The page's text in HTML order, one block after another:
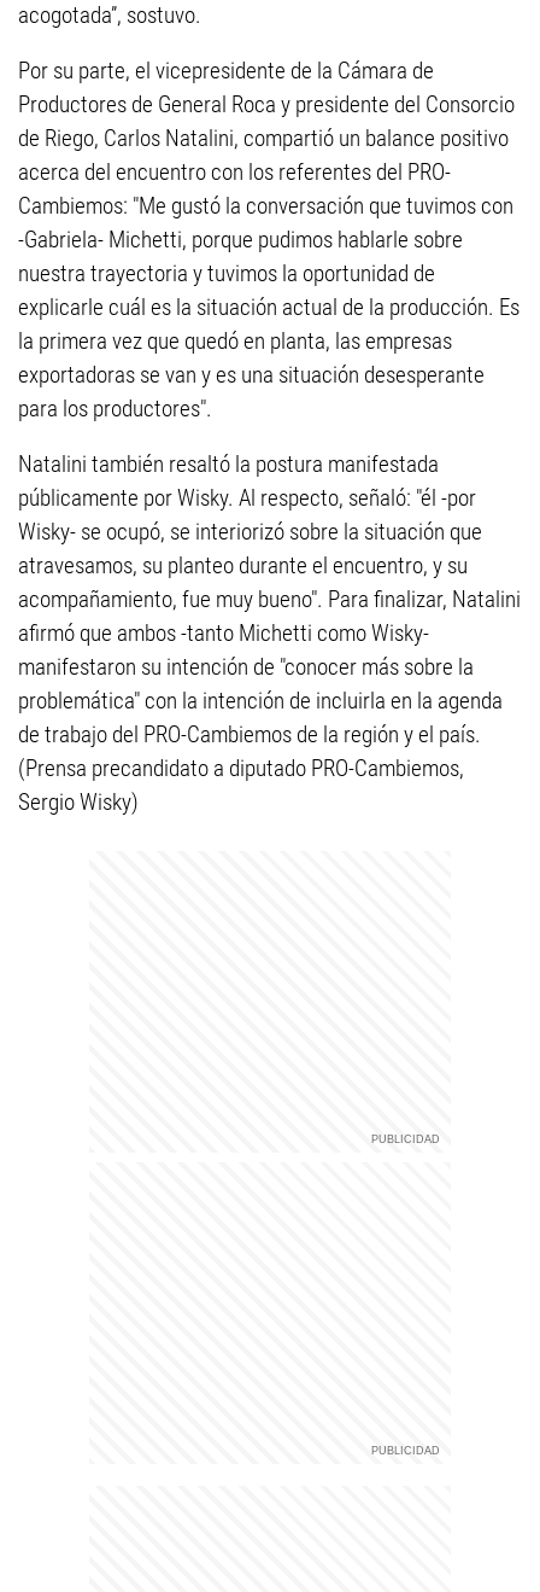
acogotada”, sostuvo.
Por su parte, el vicepresidente de la Cámara de
Productores de General Roca y presidente del Consorcio
de Riego, Carlos Natalini, compartió un balance positivo
acerca del encuentro con los referentes del PRO-
Cambiemos: "Me gustó la conversación que tuvimos con
-Gabriela- Michetti, porque pudimos hablarle sobre
nuestra trayectoria y tuvimos la oportunidad de
explicarle cuál es la situación actual de la producción. Es
la primera vez que quedó en planta, las empresas
exportadoras se van y es una situación desesperante
para los productores".
Natalini también resaltó la postura manifestada
públicamente por Wisky. Al respecto, señaló: "él -por
Wisky- se ocupó, se interiorizó sobre la situación que
atravesamos, su planteo durante el encuentro, y su
acompañamiento, fue muy bueno". Para finalizar, Natalini
afirmó que ambos -tanto Michetti como Wisky-
manifestaron su intención de "conocer más sobre la
problemática" con la intención de incluirla en la agenda
de trabajo del PRO-Cambiemos de la región y el país.
(Prensa precandidato a diputado PRO-Cambiemos,
Sergio Wisky)